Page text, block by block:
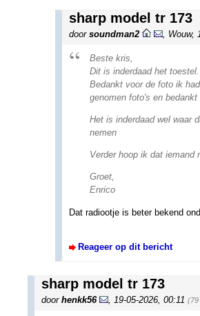
sharp model tr 173
door soundman2 , Wouw,
Beste kris,
Dit is inderdaad het toestel.
Bedankt voor de foto ik
genomen foto's en
Het is inderdaad wel waar
nemen
Verder hoop ik dat iemand
Groet,
Enrico
Dat radiootje is beter bekend
Reageer op dit bericht
sharp model tr 173
door henkk56 19-05-2026, 00:11 (79